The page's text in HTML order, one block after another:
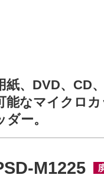
紙、DVD、CD
能なマイクロ
ダー。
M1225